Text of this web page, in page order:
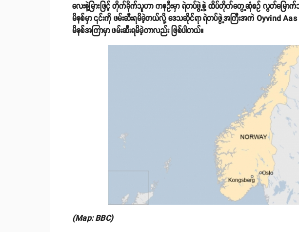
လေးနဲ့မြားဖြင့် တိုက်ခိုက်သူဟာ ကနဦးမှာ ရဲတပ်ဖွဲ့နဲ့ ထိပ်တိုက်တွေ့ဆုံစဥ် လွတ်မြောက်သွာ
မိနစ်မှာ ၎င်းကို ဖမ်းဆီးရမိခဲ့တယ်လို့ ဒေသဆိုင်ရာ ရဲတပ်ဖွဲ့အကြီးအကဲ Oyvind
မိနစ်အကြာမှာ ဖမ်းဆီးရမိခဲ့တာလည်း ဖြစ်ပါတယ်။
(Map: BBC)